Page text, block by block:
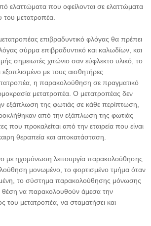
ελαττώματα που οφείλονται σε ελαττώματα
του μετατροπέα.
επιβραδυντικό φλόγας θα πρέπει
σύρμα επιβραδυντικό και καλωδίων, και
σημειωτές χιτώνιο σαν εύφλεκτο υλικό, το
με τους αισθητήρες
η παρακολούθηση σε πραγματικό
μετατροπέα. Ο μετατροπέας δεν
εξάπλωση της φωτιάς σε κάθε περίπτωση,
από την εξάπλωση της φωτιάς
που προκαλείται από την εταιρεία που είναι
θεραπεία και αποκατάσταση.
με ηχομόνωση λειτουργία παρακολούθησης
μονωμένο, το φορτισμένο τμήμα όταν
το σύστημα παρακολούθησης μόνωσης
θέση να παρακολουθούν άμεσα την
του μετατροπέα, να σταματήσει και